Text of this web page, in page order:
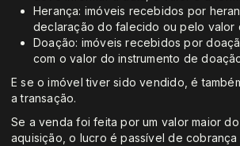
Herança: imóveis recebidos por
declaração do falecido ou pelo valor
Doação: imóveis recebidos por
com o valor do instrumento de
E se o imóvel tiver sido vendido, é
a transação.
Se a venda foi feita por um valor maior
aquisição, o lucro é passível de